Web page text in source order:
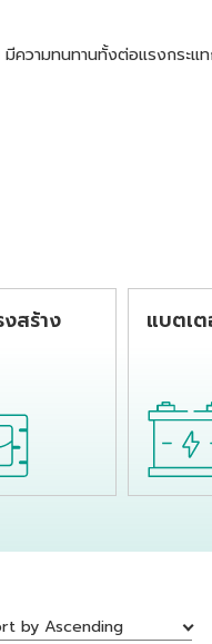
วามทนทานทั้งต่อแรงกระแ
งสร้าง
แบตเต
by Ascending